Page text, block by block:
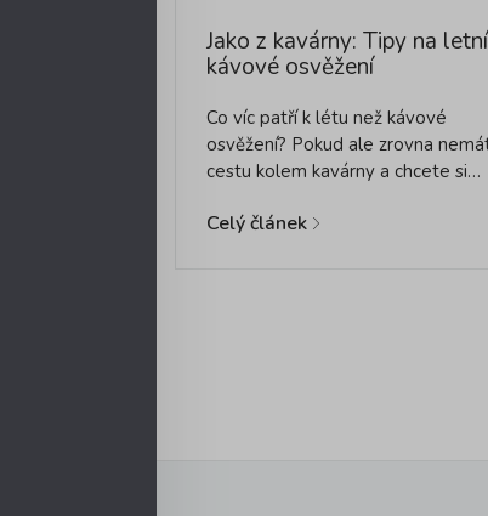
Jako z kavárny: Tipy na letní
kávové osvěžení
Co víc patří k létu než kávové
osvěžení? Pokud ale zrovna
cestu kolem kavárny a chcete si…
Celý článek